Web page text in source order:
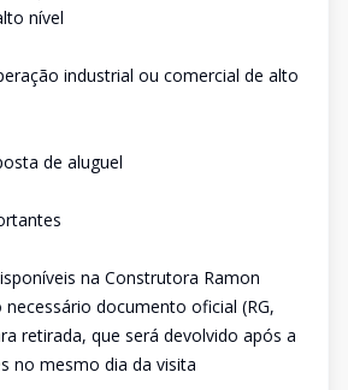
nível
industrial ou comercial de alto
de aluguel
na Construtora Ramon
necessário documento oficial (RG,
retirada, que será devolvido após a
no mesmo dia da visita